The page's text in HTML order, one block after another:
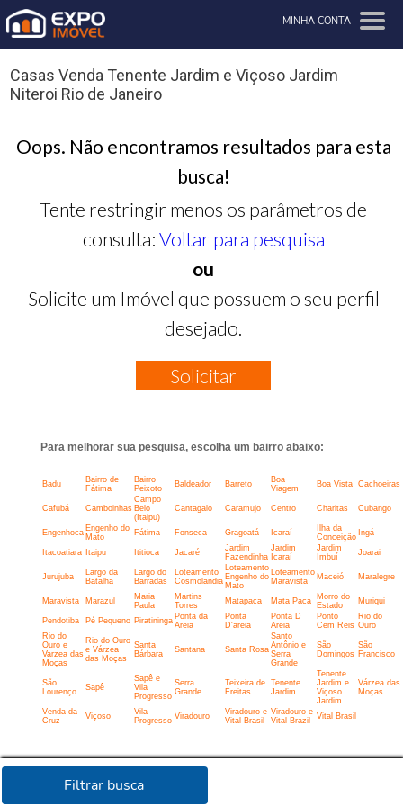
MINHA CONTA
Filtrar busca
Casas Venda Tenente Jardim e Viçoso Jardim
Niteroi Rio de Janeiro
Oops. Não encontramos resultados para esta
busca!
Tente restringir menos os parâmetros de
consulta: Voltar para pesquisa
ou
Solicite um Imóvel que possuem o seu perfil
desejado.
Solicitar
Para melhorar sua pesquisa, escolha um bairro abaixo:
Badu
Bairro de
Fátima
Bairro
Peixoto
Baldeador Barreto
Boa
Viagem
Boa Vista Cachoeiras
Cafubá Camboinhas
Campo
Belo
(Itaipu)
Cantagalo Caramujo Centro Charitas Cubango
Engenhoca Engenho do
Mato
Fátima Fonseca Gragoatá Icaraí
Ilha da
Conceição Ingá
Itacoatiara Itaipu Ititioca Jacaré
Jardim
Fazendinha
Jardim
Icaraí
Jardim
Imbuí
Joarai
Jurujuba
Largo da
Batalha
Largo do
Barradas
Loteamento
Cosmolandia
Loteamento
Engenho do
Mato
Loteamento
Maravista
Maceió Maralegre
Maravista Marazul
Maria
Paula
Martins
Torres
Matapaca Mata Paca
Morro do
Estado
Muriqui
Pendotiba Pé Pequeno Piratininga Ponta da
Areia
Ponta
D'areia
Ponta D
Areia
Ponto
Cem Reis
Rio do
Ouro
Rio do
Ouro e
Varzea das
Moças
Rio do Ouro
e Várzea
das Moças
Santa
Bárbara
Santana Santa Rosa
Santo
Antônio e
Serra
Grande
São
Domingos
São
Francisco
São
Lourenço
Sapê
Sapê e
Vila
Progresso
Serra
Grande
Teixeira de
Freitas
Tenente
Jardim
Tenente
Jardim e
Viçoso
Jardim
Várzea das
Moças
Venda da
Cruz
Viçoso
Vila
Progresso Viradouro
Viradouro e
Vital Brasil
Viradouro e
Vital Brazil
Vital Brasil